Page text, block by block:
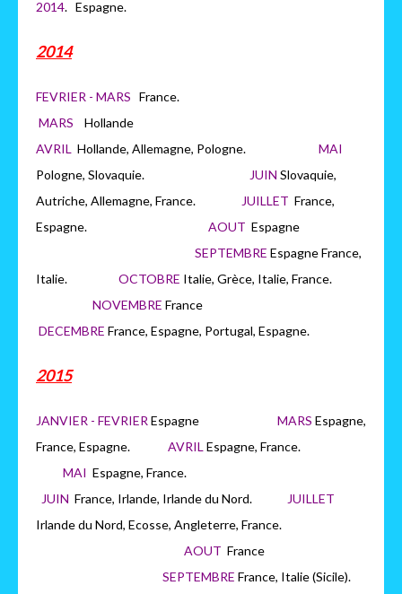
2014. Espagne.
2014
FEVRIER - MARS France.
MARS Hollande
AVRIL Hollande, Allemagne, Pologne. MAI
Pologne, Slovaquie.
JUIN Slovaquie,
Autriche, Allemagne, France.
JUILLET France,
Espagne. AOUT Espagne
SEPTEMBRE Espagne France,
Italie. OCTOBRE Italie, Grèce, Italie, France.
NOVEMBRE France
DECEMBRE France, Espagne, Portugal, Espagne.
2015
JANVIER - FEVRIER Espagne MARS Espagne,
France, Espagne. AVRIL Espagne, France.
MAI Espagne, France.
JUIN France, Irlande, Irlande du Nord.
JUILLET
Irlande du Nord, Ecosse, Angleterre, France.
AOUT France
SEPTEMBRE France, Italie (Sicile).